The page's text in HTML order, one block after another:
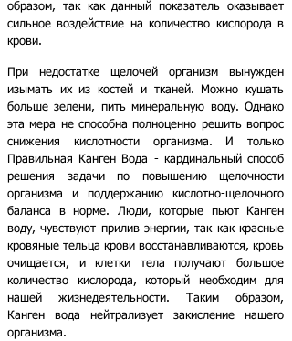
образом, так как данный показатель оказывает
сильное воздействие на количество кислорода в
крови.
При недостатке щелочей организм вынужден
изымать их из костей и тканей. Можно кушать
больше зелени, пить минеральную воду. Однако
эта мера не способна полноценно решить вопрос
снижения кислотности организма. И только
Правильная Канген Вода - кардинальный способ
решения задачи по повышению щелочности
организма и поддержанию кислотно-щелочного
баланса в норме. Люди, которые пьют Канген
воду, чувствуют прилив энергии, так как красные
кровяные тельца крови восстанавливаются, кровь
очищается, и клетки тела получают большое
количество кислорода, который необходим для
нашей жизнедеятельности. Таким образом,
Канген вода нейтрализует закисление нашего
организма.